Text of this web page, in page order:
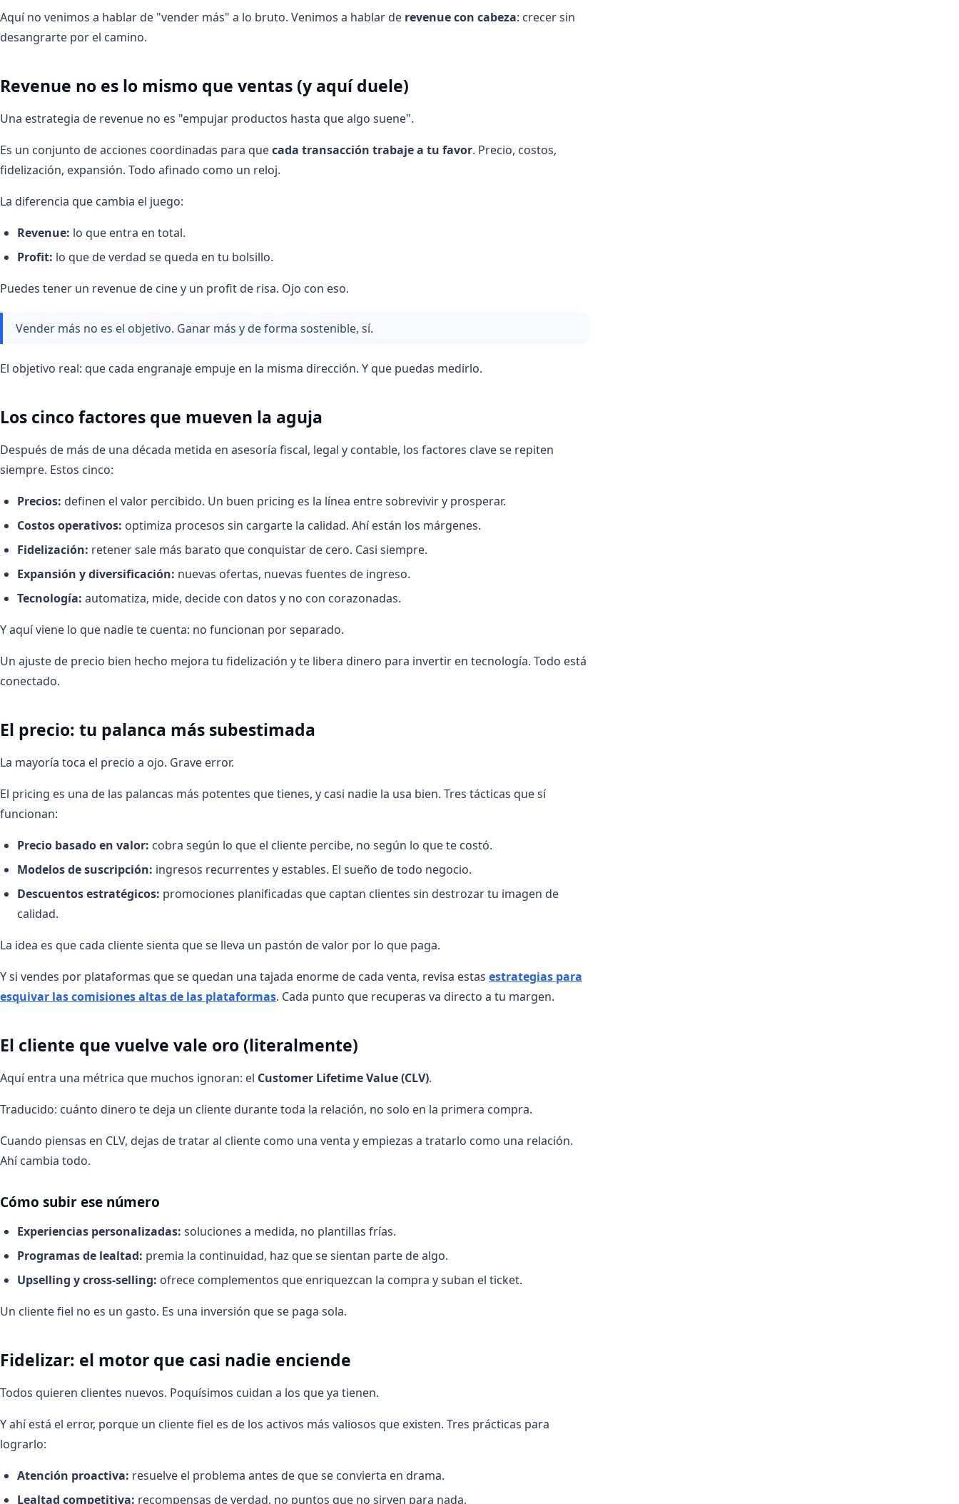
Aquí no venimos a hablar de "vender más" a lo bruto. Venimos a hablar de revenue con cabeza: crecer sin
desangrarte por el camino.
Revenue no es lo mismo que ventas (y aquí duele)
Una estrategia de revenue no es "empujar productos hasta que algo suene".
Es un conjunto de acciones coordinadas para quecada transacción trabaje a tu favor. Precio, costos,
fidelización, expansión. Todo afinado como un reloj.
La diferencia que cambia el juego:
Revenue: lo que entra en total.
Profit: lo que de verdad se queda en tu bolsillo.
Puedes tener un revenue de cine y un profit de risa. Ojo con eso.
Vender más no es el objetivo. Ganar más y de forma sostenible, sí.
El objetivo real: que cada engranaje empuje en la misma dirección. Y que puedas medirlo.
Los cinco factores que mueven la aguja
Después de más de una década metida en asesoría fiscal, legal y contable, los factores clave se repiten
siempre. Estos cinco:
Precios: definen el valor percibido. Un buen pricing es la línea entre sobrevivir y prosperar.
Costos operativos: optimiza procesos sin cargarte la calidad. Ahí están los márgenes.
Fidelización: retener sale más barato que conquistar de cero. Casi siempre.
Expansión y diversificación: nuevas ofertas, nuevas fuentes de ingreso.
Tecnología: automatiza, mide, decide con datos y no con corazonadas.
Y aquí viene lo que nadie te cuenta: no funcionan por separado.
Un ajuste de precio bien hecho mejora tu fidelización y te libera dinero para invertir en tecnología. Todo está
conectado.
El precio: tu palanca más subestimada
La mayoría toca el precio a ojo. Grave error.
El pricing es una de las palancas más potentes que tienes, y casi nadie la usa bien. Tres tácticas que sí
funcionan:
Precio basado en valor: cobra según lo que el cliente percibe, no según lo que te costó.
Modelos de suscripción: ingresos recurrentes y estables. El sueño de todo negocio.
Descuentos estratégicos: promociones planificadas que captan clientes sin destrozar tu imagen de
calidad.
La idea es que cada cliente sienta que se lleva un pastón de valor por lo que paga.
Y si vendes por plataformas que se quedan una tajada enorme de cada venta, revisa estas estrategias para
esquivar las comisiones altas de las plataformas. Cada punto que recuperas va directo a tu margen.
El cliente que vuelve vale oro (literalmente)
Aquí entra una métrica que muchos ignoran: el Customer Lifetime Value (CLV).
Traducido: cuánto dinero te deja un cliente durante toda la relación, no solo en la primera compra.
Cuando piensas en CLV, dejas de tratar al cliente como una venta y empiezas a tratarlo como una relación.
Ahí cambia todo.
Cómo subir ese número
Experiencias personalizadas: soluciones a medida, no plantillas frías.
Programas de lealtad: premia la continuidad, haz que se sientan parte de algo.
Upselling y cross-selling: ofrece complementos que enriquezcan la compra y suban el ticket.
Un cliente fiel no es un gasto. Es una inversión que se paga sola.
Fidelizar: el motor que casi nadie enciende
Todos quieren clientes nuevos. Poquísimos cuidan a los que ya tienen.
Y ahí está el error, porque un cliente fiel es de los activos más valiosos que existen. Tres prácticas para
lograrlo:
Atención proactiva: resuelve el problema antes de que se convierta en drama.
Lealtad competitiva: recompensas de verdad, no puntos que no sirven para nada.